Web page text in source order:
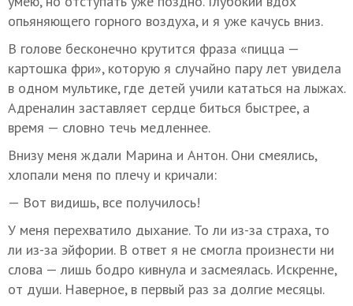
опьяняющего горного воздуха, и я уже качусь вниз.
В голове бесконечно крутится фраза «пицца —
картошка фри», которую я случайно пару лет увидела
в одном мультике, где детей учили кататься на лыжах.
Адреналин заставляет сердце биться быстрее, а
время — словно течь медленнее.
Внизу меня ждали Марина и Антон. Они смеялись,
хлопали меня по плечу и кричали:
— Вот видишь, все получилось!
У меня перехватило дыхание. То ли из-за страха, то
ли из-за эйфории. В ответ я не смогла произнести ни
слова — лишь бодро кивнула и засмеялась. Искренне,
от души. Наверное, в первый раз за долгие месяцы.